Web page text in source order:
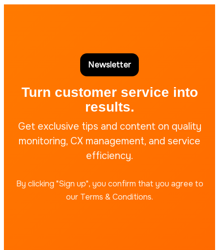
Newsletter
Turn customer service into
results.
Get exclusive tips and content on quality
monitoring, CX management, and service
efficiency.
By clicking "Sign up", you confirm that you agree to
our Terms & Conditions.